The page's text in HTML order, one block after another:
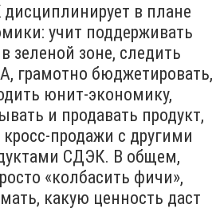
в плане
учит поддерживать
зеленой зоне, следить
грамотно бюджетировать,
юнит-экономику,
и продавать продукт,
кросс-продажи с другими
СДЭК. В общем,
«колбасить фичи»,
какую ценность даст